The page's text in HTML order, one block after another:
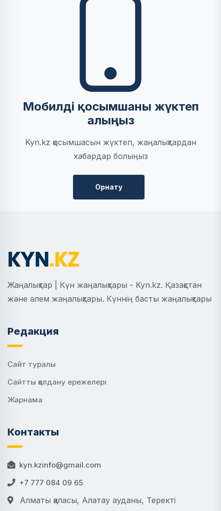
Мобилді қосымшаны жүктеп
алыңыз
Kyn.kz қосымшасын жүктеп, жаңалықтардан
хабардар болыңыз
Орнату
Жаңалықтар | Күн жаңалықтары - Kyn.kz. Қазақстан
және әлем жаңалықтары. Күннің басты жаңалықтары
Редакция
Сайт туралы
Сайтты қолдану ережелері
Жарнама
Контакты
kyn.kzinfo@gmail.com
+7 777 084 09 65
Алматы қаласы, Алатау ауданы, Теректі